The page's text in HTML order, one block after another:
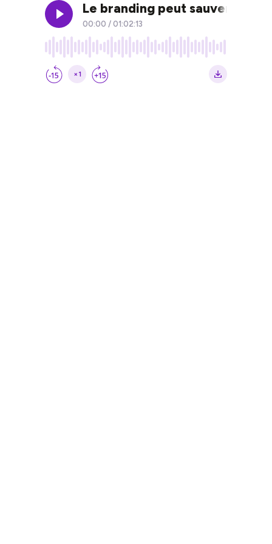
Le branding peut sauver (ou
00:00 / 01:02:13
×1